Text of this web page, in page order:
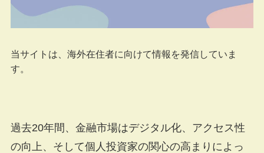
当サイトは、海外在住者に向けて情報を発信していま
す。
過去20年間、金融市場はデジタル化、アクセス性
の向上、そして個人投資家の関心の高まりによっ